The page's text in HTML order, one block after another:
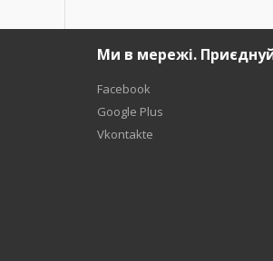
Ми в мережі.
Facebook
Google Plus
Vkontakte